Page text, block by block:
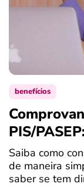
benefícios
PIS/
Saiba como
de maneira
saber se tem